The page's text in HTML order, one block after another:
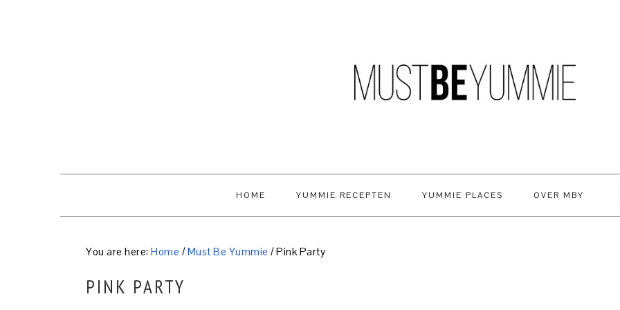
HOME YUMMIE RECEPTEN YUMMIE PLACES OVER MBY
You are here: Home / Must Be Yummie /Pink Party
PINK PARTY